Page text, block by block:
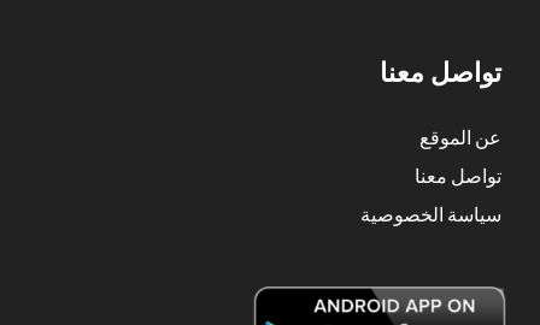
تواصل معنا
عن الموقع
تواصل معنا
سياسة الخصوصية